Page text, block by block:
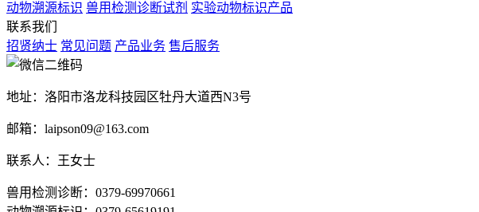
动物溯源标识 兽用检测诊断试剂 实验动物标识产品
联系我们
招贤纳士 常见问题 产品业务 售后服务
地址：洛阳市洛龙科技园区牡丹大道西N3号
邮箱：laipson09@163.com
联系人：王女士
兽用检测诊断：0379-69970661